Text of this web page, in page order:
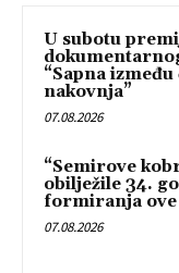
U subotu
“Sapna između
nakovnja”
07.08.2026
“Semirove
obilježile 34.
formiranja
07.08.2026